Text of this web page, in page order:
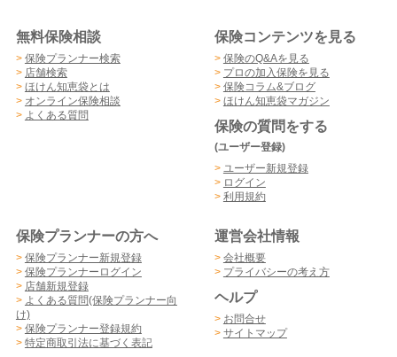
無料保険相談
> 保険プランナー検索
> 店舗検索
> ほけん知恵袋とは
> オンライン保険相談
> よくある質問
保険コンテンツを見る
> 保険のQ&Aを見る
> プロの加入保険を見る
> 保険コラム&ブログ
> ほけん知恵袋マガジン
保険の質問をする
(ユーザー登録)
> ユーザー新規登録
> ログイン
> 利用規約
保険プランナーの方へ
> 保険プランナー新規登録
> 保険プランナーログイン
> 店舗新規登録
> よくある質問(保険プランナー向
け)
> 保険プランナー登録規約
> 特定商取引法に基づく表記
運営会社情報
> 会社概要
> プライバシーの考え方
ヘルプ
> お問合せ
> サイトマップ